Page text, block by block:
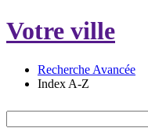
Votre ville
Recherche Avancée
Index A-Z